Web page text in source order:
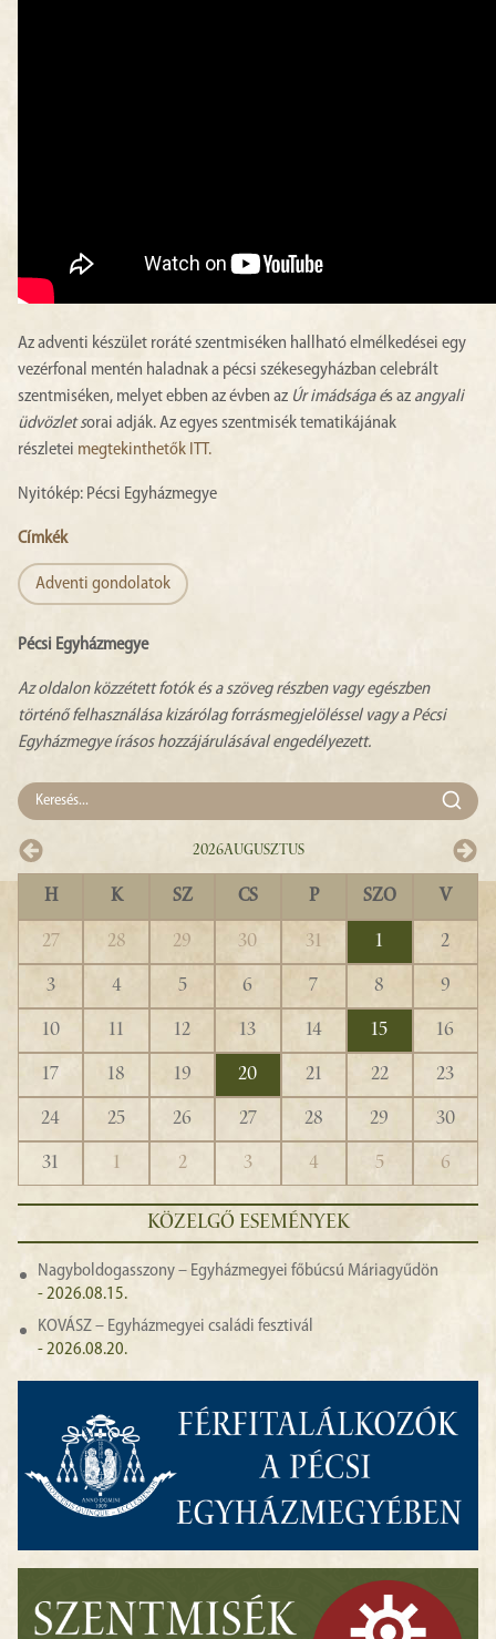
Az adventi készület roráté szentmiséken hallható elmélkedései egy
vezérfonal mentén haladnak a pécsi székesegyházban celebrált
szentmiséken, melyet ebben az évben az Úr imádsága és az angyali
üdvözlet sorai adják. Az egyes szentmisék tematikájának
részletei megtekinthetők ITT.
Nyitókép: Pécsi Egyházmegye
Címkék
Adventi gondolatok
Pécsi Egyházmegye
Az oldalon közzétett fotók és a szöveg részben vagy egészben
történő felhasználása kizárólag forrásmegjelöléssel vagy a Pécsi
Egyházmegye írásos hozzájárulásával engedélyezett.
2026Augusztus
H K SZ CS P SZO V
27 28 29 30 31 1
2
3
4 5 6 7 8
9
10
11 12 13 14 15
16
17
18 19 20 21 22
23
24
25 26 27 28 29
30
31
1 2 3 4 5 6
KÖZELGŐ ESEMÉNYEK
Nagyboldogasszony – Egyházmegyei főbúcsú Máriagyűdön
- 2026.08.15.
KOVÁSZ – Egyházmegyei családi fesztivál
- 2026.08.20.